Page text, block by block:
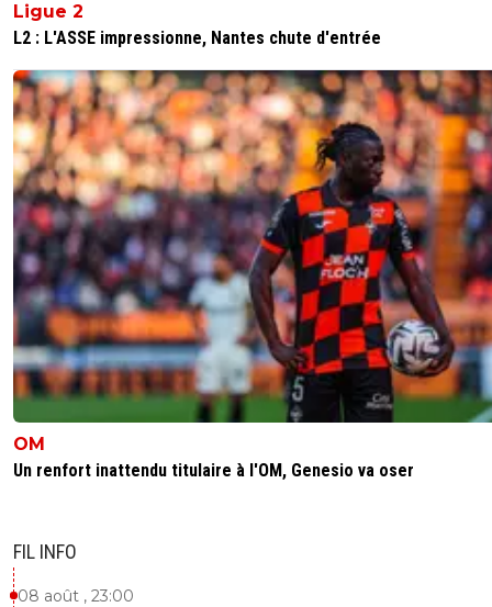
Ligue 2
L2 : L'ASSE impressionne, Nantes chute d'entrée
OM
Un renfort inattendu titulaire à l'OM, Genesio va oser
FIL INFO
08 août , 23:00